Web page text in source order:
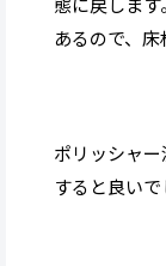
あるので、床
ポリッシャ
すると良いで